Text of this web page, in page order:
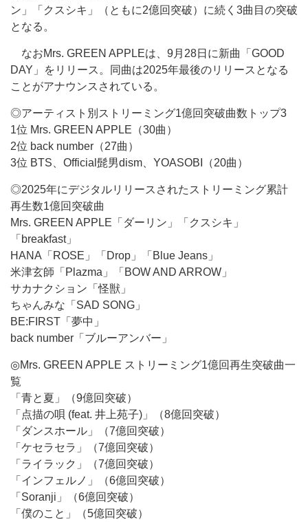
ン」「クスシキ」（ともに2億回突破）に続く3曲目の突破
となる。
なおMrs. GREEN APPLEは、9月28日に新曲「GOOD
DAY」をリリース。同曲は2025年最後のリリースとなる
ことがアナウンスされている。
◎アーティスト別ストリーミング1億回突破曲数トップ3
1位 Mrs. GREEN APPLE（30曲）
2位 back number（27曲）
3位 BTS、Official髭男dism、YOASOBI（20曲）
◎2025年にデジタルリリースされたストリーミング累計
再生数1億回突破曲
Mrs. GREEN APPLE「ダーリン」「クスシキ」
「breakfast」
HANA「ROSE」「Drop」「Blue Jeans」
米津玄師「Plazma」「BOW AND ARROW」
サカナクション「怪獣」
ちゃんみな「SAD SONG」
BE:FIRST「夢中」
back number「ブルーアンバー」
◎Mrs. GREEN APPLE ストリーミング1億回再生突破曲一
覧
「青と夏」（9億回突破）
「点描の唄 (feat. 井上苑子)」（8億回突破）
「ダンスホール」（7億回突破）
「ケセラセラ」（7億回突破）
「ライラック」（7億回突破）
「インフェルノ」（6億回突破）
「Soranji」（6億回突破）
「僕のこと」（5億回突破）